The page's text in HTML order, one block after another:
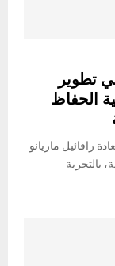
تطوير
الحفاظ
/ أشاد سعادة رافائيل ماريانو
بالتجربة